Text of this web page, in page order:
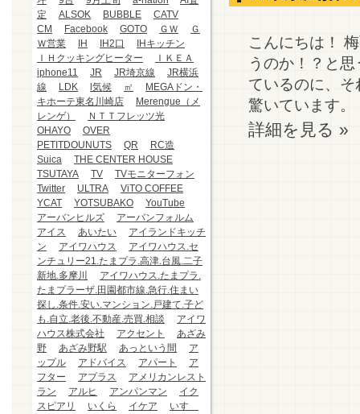
定
ALSOK BUBBLE
CATV
CM
Facebook GOTO ＧＷ
Ｇ
Ｗ営業
IH IH2口
IHキッチン
ＩＨクッキングヒーター
ＩＫＥＡ
iphone11
JR JR埼京線
JR横浜
線
LDK l気候 ㎡
MEGAドン・
キホーテ東名川崎店
Merengue（メ
レンゲ）
ＮＴＴフレッツ光
OHAYO
OVER
PETITDOUNUTS
QR
RC造
Suica
THE CENTER HOUSE
TSUTAYA
TV
TVモニターフォン
Twitter
ULTRA
ViTO COFFEE
YCAT
YOTSUBAKO
YouTube
アーバンヒルズ
アーバンフォルム
アイス
あいたい
アイランドキッチ
ン
アイワハウス
アイワハウス.セ
ンチュリー21.たまプラ.高津.台風.二子
新地.多摩川
アイワハウス.たまプラ.
たまプラーザ.田園都市線.急行.住まい
探し.条件.安い.マンション.戸建て.子ど
も.自立.老後.不動産.売買.相談
アイワ
ハウス株式会社
アクセント
あざみ
野
あざみ野駅 あっという間
ア
ップル
アドバイス アパート
ア
フター
アプラス
アメリカンレスト
ラン
アルヒ アンパンマン
イク
スピアリ
いくら イケア
いすゞ
こんにちは！
うのか！？と
ているのに、
驚いています
詳細を見る »